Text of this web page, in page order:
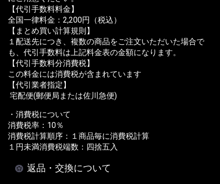
【代引手数料料金】
全国一律料金：2,200円（税込）
【まとめ買い計算規則】
１配送先につき、複数の商品をご注文いただいた場合で
も、代引手数料は上記料金表の金額になります。
【代引手数料分消費税】
この料金には消費税が含まれています
【代引業者指定】
宅配便(郵便局または佐川急便)
・消費税について
消費税率：10％
消費税計算順序：１商品毎に消費税計算
１円未満消費税端数：四捨五入
返品・交換について